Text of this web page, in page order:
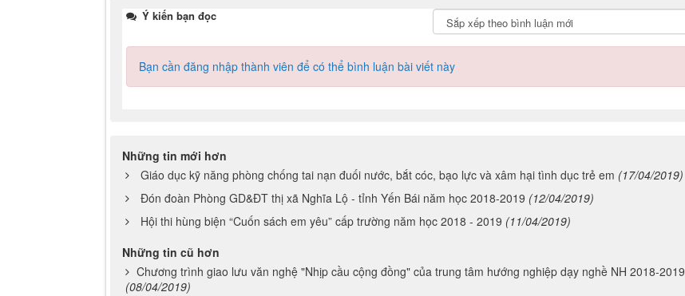
Ý kiến bạn đọc
Bạn cần đăng nhập thành viên để có thể bình luận bài viết này
Những tin mới hơn
Giáo dục kỹ năng phòng chống tai nạn đuối nước, bắt cóc, bạo lực và xâm hại tình dục trẻ em (17/04/2019)
Đón đoàn Phòng GD&ĐT thị xã Nghĩa Lộ - tỉnh Yến Bái năm học 2018-2019 (12/04/2019)
Hội thi hùng biện “Cuốn sách em yêu” cấp trường năm học 2018 - 2019 (11/04/2019)
Những tin cũ hơn
Chương trình giao lưu văn nghệ "Nhịp cầu cộng đồng" của trung tâm hướng nghiệp dạy nghề NH 2018-2019
(08/04/2019)